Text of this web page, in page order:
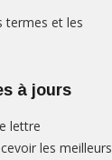
termes et les
à jours
lettre
les meilleurs